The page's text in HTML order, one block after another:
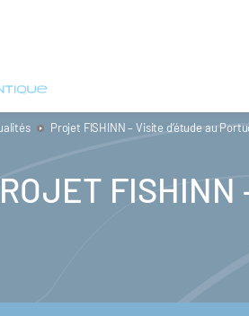
Projet FISHINN – Visite d’étude au
FISHINN